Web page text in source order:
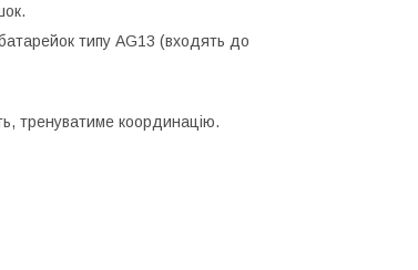
типу AG13 (входять до
тренуватиме координацію.